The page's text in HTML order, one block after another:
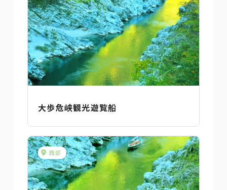
大歩危峡観光遊覧船
西部